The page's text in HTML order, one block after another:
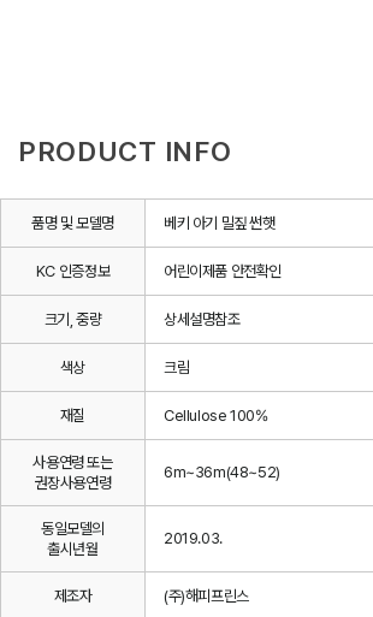
PRODUCT INFO
품명 및 모델명 베키 아기 밀짚 썬햇
KC 인증정보 어린이제품 안전확인
크기, 중량 상세설명참조
색상 크림
재질 Cellulose 100%
사용연령 또는
권장사용연령
6m~36m(48~52)
동일모델의
출시년월
2019.03.
제조자 (주)해피프린스